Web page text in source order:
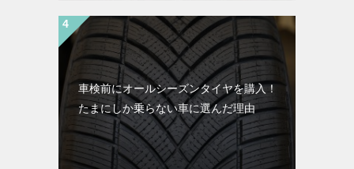
車検前にオールシーズンタイヤを購入！
たまにしか乗らない車に選んだ理由